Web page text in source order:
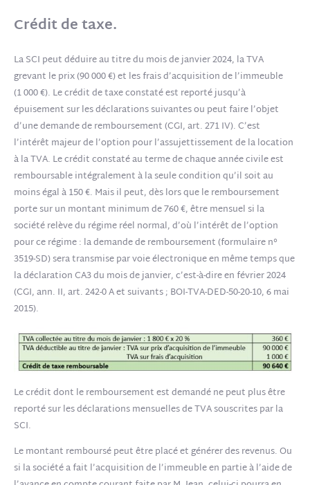
Crédit de taxe.
La SCI peut déduire au titre du mois de janvier 2024, la TVA
grevant le prix (90 000 €) et les frais d’acquisition de l’immeuble
(1 000 €). Le crédit de taxe constaté est reporté jusqu’à
épuisement sur les déclarations suivantes ou peut faire l’objet
d’une demande de remboursement (CGI, art. 271 IV). C’est
l’intérêt majeur de l’option pour l’assujettissement de la location
à la TVA. Le crédit constaté au terme de chaque année civile est
remboursable intégralement à la seule condition qu’il soit au
moins égal à 150 €. Mais il peut, dès lors que le remboursement
porte sur un montant minimum de 760 €, être mensuel si la
société relève du régime réel normal, d’où l’intérêt de l’option
pour ce régime : la demande de remboursement (formulaire n°
3519-SD) sera transmise par voie électronique en même temps que
la déclaration CA3 du mois de janvier, c’est-à-dire en février 2024
(CGI, ann. II, art. 242-0 A et suivants ; BOI-TVA-DED-50-20-10, 6 mai
2015).
Le crédit dont le remboursement est demandé ne peut plus être
reporté sur les déclarations mensuelles de TVA souscrites par la
SCI.
Le montant remboursé peut être placé et générer des revenus. Ou
si la société a fait l’acquisition de l’immeuble en partie à l’aide de